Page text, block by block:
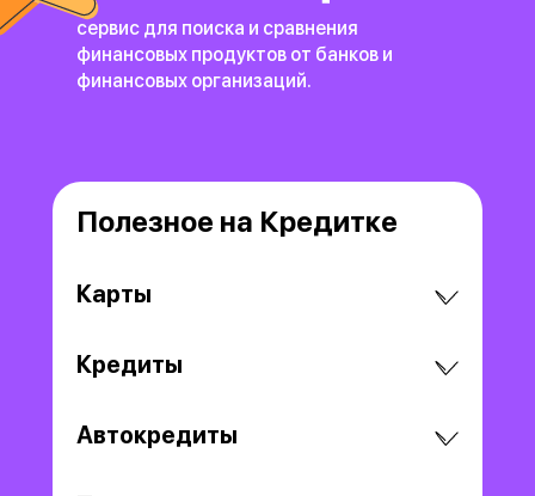
сервис для поиска и сравнения
финансовых продуктов от банков и
финансовых организаций.
Полезное на Кредитке
Карты
Кредиты
Автокредиты